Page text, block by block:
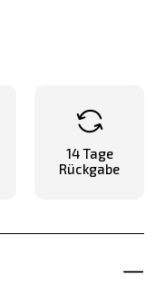
14 Tage
Rückgabe